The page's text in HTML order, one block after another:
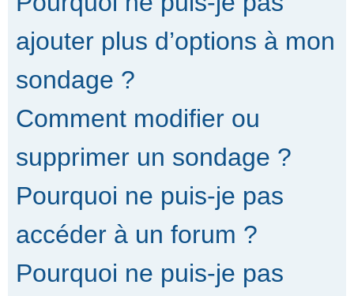
ajouter plus d’options à mon
sondage ?
Comment modifier ou
supprimer un sondage ?
Pourquoi ne puis-je pas
accéder à un forum ?
Pourquoi ne puis-je pas